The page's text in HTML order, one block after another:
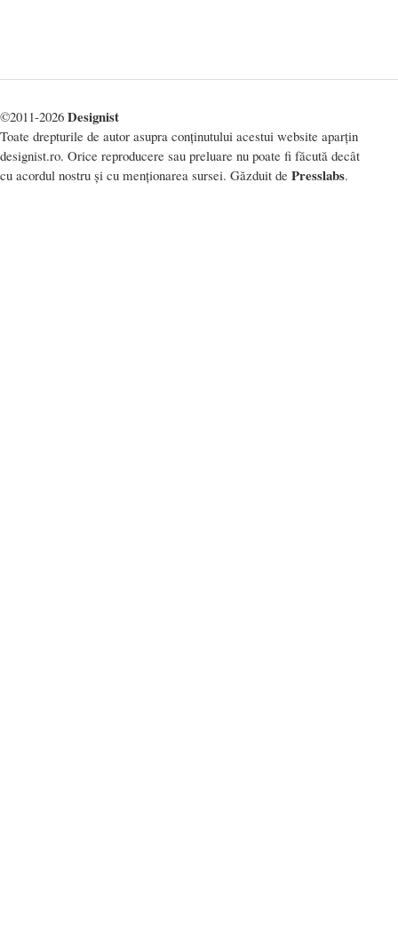
©2011-2026 Designist
Toate drepturile de autor asupra conținutului acestui website aparțin
designist.ro. Orice reproducere sau preluare nu poate fi făcută decât
cu acordul nostru și cu menționarea sursei. Găzduit de Presslabs.